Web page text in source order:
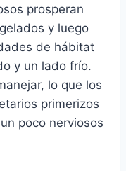
prosperan
y luego
de hábitat
y un lado frío.
lo que los
primerizos
poco nerviosos